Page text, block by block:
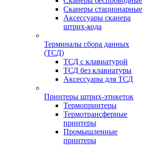
Сканеры стационарные
Аксессуары сканера
штрих-кода
Терминалы сбора данных
(ТСД)
ТСД с клавиатурой
ТСД без клавиатуры
Аксессуары для ТСД
Принтеры штрих-этикеток
Термопринтеры
Термотрансферные
принтеры
Промышленные
принтеры